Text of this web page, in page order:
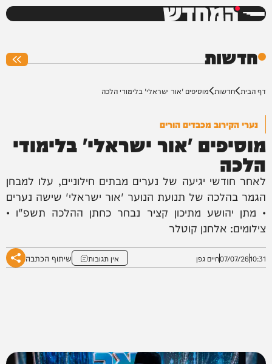
המחדש
חדשות
דף הבית חדשות מוסיפים 'אור ישראלי' בלימודי הלכה
נערי הקירוב מכבדים הורים
מוסיפים 'אור ישראלי' בלימודי
הלכה
לאחר חודשי יגיעה של נערים מבתים חילוניים, עלו למבחן
הגמר בהלכה של תנועת הנוער 'אור ישראלי' שישה נערים
• מתן יהושע מתיכון קציר נבחר כחתן ההלכה תשפ"ו •
צילומים: אלחנן קוטלר
10:31
07/07/26חיים גפן אין תגובות שיתוף הכתבה